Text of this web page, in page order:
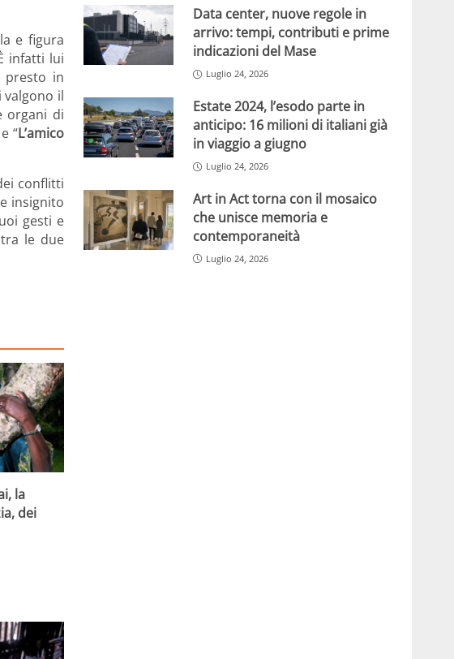
e figura
infatti lui
presto in
il
organi di
“L’amico
conflitti
insignito
gesti e
le due
la
dei
Data center, nuove regole in
arrivo: tempi, contributi e prime
indicazioni del Mase
Luglio 24, 2026
Estate 2024, l’esodo parte in
anticipo: 16 milioni di italiani già
in viaggio a giugno
Luglio 24, 2026
Art in Act torna con il mosaico
che unisce memoria e
contemporaneità
Luglio 24, 2026